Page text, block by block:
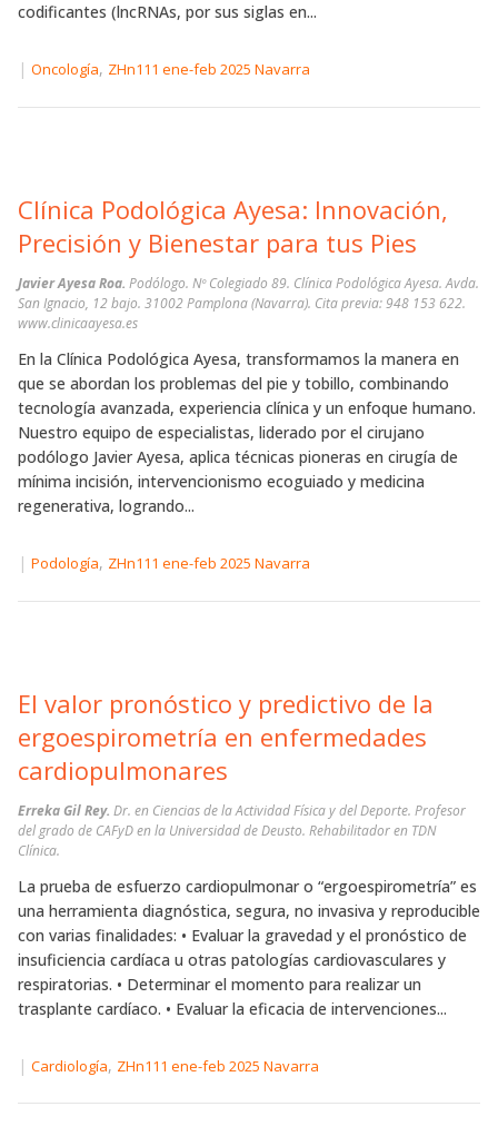
codificantes (lncRNAs, por sus siglas en...
| Oncología, ZHn111 ene-feb 2025 Navarra
Clínica Podológica Ayesa: Innovación,
Precisión y Bienestar para tus Pies
Javier Ayesa Roa. Podólogo. Nº Colegiado 89. Clínica Podológica Ayesa. Avda.
San Ignacio, 12 bajo. 31002 Pamplona (Navarra). Cita previa: 948 153 622.
www.clinicaayesa.es
En la Clínica Podológica Ayesa, transformamos la manera en
que se abordan los problemas del pie y tobillo, combinando
tecnología avanzada, experiencia clínica y un enfoque humano.
Nuestro equipo de especialistas, liderado por el cirujano
podólogo Javier Ayesa, aplica técnicas pioneras en cirugía de
mínima incisión, intervencionismo ecoguiado y medicina
regenerativa, logrando...
| Podología, ZHn111 ene-feb 2025 Navarra
El valor pronóstico y predictivo de la
ergoespirometría en enfermedades
cardiopulmonares
Erreka Gil Rey. Dr. en Ciencias de la Actividad Física y del Deporte. Profesor
del grado de CAFyD en la Universidad de Deusto. Rehabilitador en TDN
Clínica.
La prueba de esfuerzo cardiopulmonar o “ergoespirometría” es
una herramienta diagnóstica, segura, no invasiva y reproducible
con varias finalidades: • Evaluar la gravedad y el pronóstico de
insuficiencia cardíaca u otras patologías cardiovasculares y
respiratorias. • Determinar el momento para realizar un
trasplante cardíaco. • Evaluar la eficacia de intervenciones...
| Cardiología, ZHn111 ene-feb 2025 Navarra